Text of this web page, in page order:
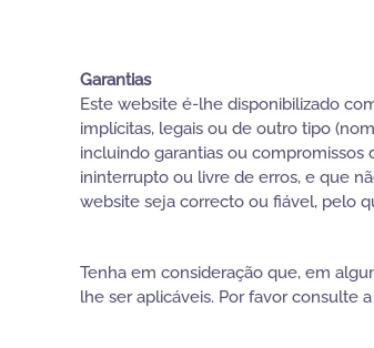
Garantias
Este website é-lhe disponibilizado
implícitas, legais ou de outro tipo
incluindo garantias ou
ininterrupto ou livre de erros, e que
website seja correcto ou fiável, pelo
Tenha em consideração que, em
lhe ser aplicáveis. Por favor consulte